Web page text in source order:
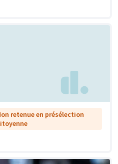
retenue en présélection